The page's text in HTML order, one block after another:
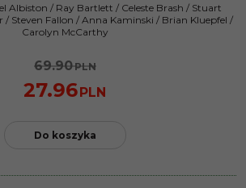
Albiston /Ray Bartlett /Celeste Brash /Stuart
/ Steven Fallon / Anna Kaminski / Brian Kluepfel /
Carolyn McCarthy
69.90PLN
27.96PLN
Do koszyka